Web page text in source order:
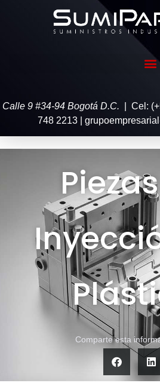
Calle 9 #34-94 Bogotá D.C. | Cel:
748 2213 |
Comparte esta